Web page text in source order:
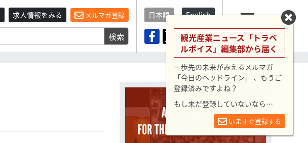
求人情報をみる メルマガ登録
検索
日本語 English
メニュー
観光産業ニュース「トラベ
ルボイス」編集部から届く
一歩先の未来がみえるメルマガ
「今日のヘッドライン」 、もうご
登録済みですよね？
もし未だ登録していないなら…
いますぐ登録する